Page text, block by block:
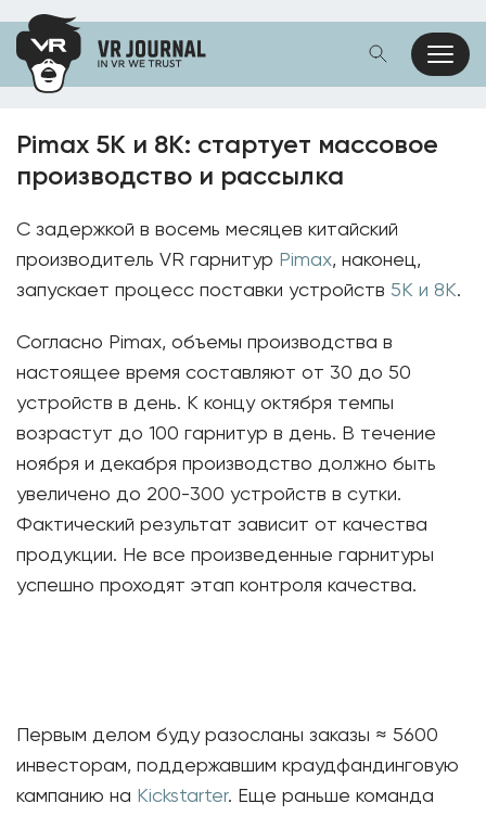
Pimax 5K и 8K: стартует массовое
производство и рассылка
С задержкой в ​​восемь месяцев китайский
производитель VR гарнитур Pimax, наконец,
запускает процесс поставки устройств 5K и 8K.
Согласно Pimax, объемы производства в
настоящее время составляют от 30 до 50
устройств в день. К концу октября темпы
возрастут до 100 гарнитур в день. В течение
ноября и декабря производство должно быть
увеличено до 200-300 устройств в сутки.
Фактический результат зависит от качества
продукции. Не все произведенные гарнитуры
успешно проходят этап контроля качества.
Первым делом буду разосланы заказы ≈ 5600
инвесторам, поддержавшим краудфандинговую
кампанию на Kickstarter. Еще раньше команда